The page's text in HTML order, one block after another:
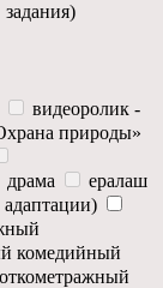
задания)
видеоролик -
природы»
драма
ералаш
комедийный